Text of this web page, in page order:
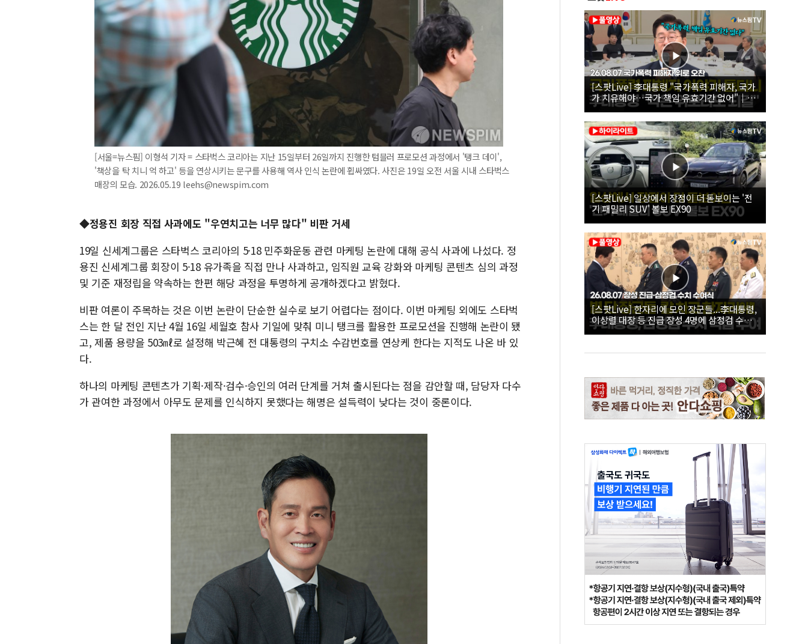
[서울=뉴스핌] 이형석 기자 = 스타벅스 코리아는 지난 15일부터 26일까지 진행한 텀블러 프로모션 과정에서 '탱크 데이',
'책상을 탁 치니 억 하고' 등을 연상시키는 문구를 사용해 역사 인식 논란에 휩싸였다. 사진은 19일 오전 서울 시내 스타벅스
매장의 모습. 2026.05.19 leehs@newspim.com
◆정용진 회장 직접 사과에도 "우연치고는 너무 많다" 비판 거세
19일 신세계그룹은 스타벅스 코리아의 5·18 민주화운동 관련 마케팅 논란에 대해 공식 사과에 나섰다. 정
용진 신세계그룹 회장이 5·18 유가족을 직접 만나 사과하고, 임직원 교육 강화와 마케팅 콘텐츠 심의 과정
및 기준 재정립을 약속하는 한편 해당 과정을 투명하게 공개하겠다고 밝혔다.
비판 여론이 주목하는 것은 이번 논란이 단순한 실수로 보기 어렵다는 점이다. 이번 마케팅 외에도 스타벅
스는 한 달 전인 지난 4월 16일 세월호 참사 기일에 맞춰 미니 탱크를 활용한 프로모션을 진행해 논란이 됐
고, 제품 용량을 503㎖로 설정해 박근혜 전 대통령의 구치소 수감번호를 연상케 한다는 지적도 나온 바 있
다.
하나의 마케팅 콘텐츠가 기획·제작·검수·승인의 여러 단계를 거쳐 출시된다는 점을 감안할 때, 담당자 다수
가 관여한 과정에서 아무도 문제를 인식하지 못했다는 해명은 설득력이 낮다는 것이 중론이다.
[스팟Live] 李대통령 "국가폭력 피해자, 국가
가 치유해야…국가 책임 유효기간 없어"｜
26.08.07 국가폭력 피해자 위로 오찬
[스팟Live] 일상에서 장점이 더 돋보이는 '전
기 패밀리 SUV' 볼보 EX90
[스팟Live] 한자리에 모인 장군들...李대통령,
이상렬 대장 등 진급 장성 4명에 삼정검 수치
직접 수여｜26.08.07 장성 진급·삼정검 수치